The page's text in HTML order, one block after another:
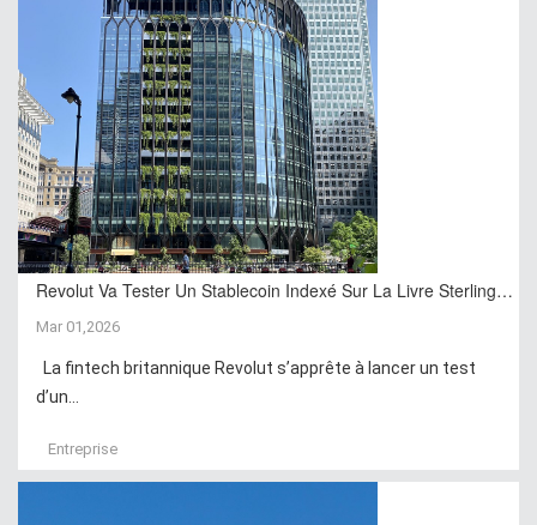
Revolut Va Tester Un Stablecoin Indexé Sur La Livre Sterling…
Mar 01,2026
La fintech britannique Revolut s’apprête à lancer un test
d’un...
Entreprise